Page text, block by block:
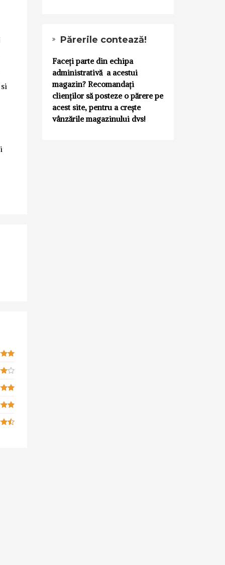
Părerile contează!
Faceți parte din echipa
administrativă a acestui
magazin? Recomandați
clienților să posteze o părere pe
acest site, pentru a crește
vânzările magazinului dvs!